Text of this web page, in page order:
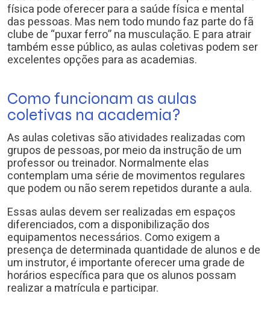
física pode oferecer para a saúde física e mental
das pessoas. Mas nem todo mundo faz parte do fã
clube de “puxar ferro” na musculação. E para atrair
também esse público, as aulas coletivas podem ser
excelentes opções para as academias.
Como funcionam as aulas
coletivas na academia?
As aulas coletivas são atividades realizadas com
grupos de pessoas, por meio da instrução de um
professor ou treinador. Normalmente elas
contemplam uma série de movimentos regulares
que podem ou não serem repetidos durante a aula.
Essas aulas devem ser realizadas em espaços
diferenciados, com a disponibilização dos
equipamentos necessários. Como exigem a
presença de determinada quantidade de alunos e de
um instrutor, é importante oferecer uma grade de
horários específica para que os alunos possam
realizar a matrícula e participar.